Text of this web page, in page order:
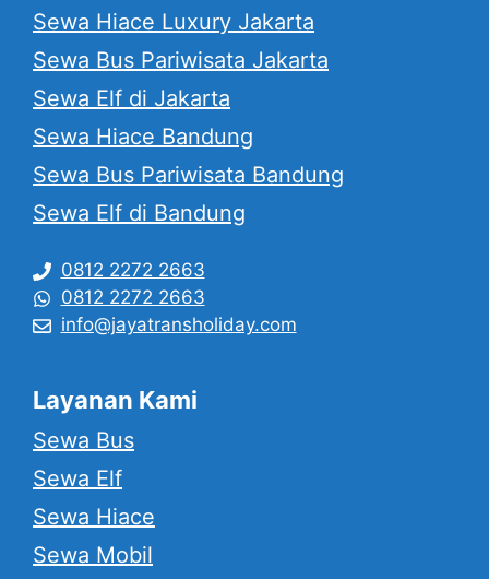
Sewa Hiace Luxury Jakarta
Sewa Bus Pariwisata Jakarta
Sewa Elf di Jakarta
Sewa Hiace Bandung
Sewa Bus Pariwisata Bandung
Sewa Elf di Bandung
0812 2272 2663
0812 2272 2663
info@jayatransholiday.com
Layanan Kami
Sewa Bus
Sewa Elf
Sewa Hiace
Sewa Mobil